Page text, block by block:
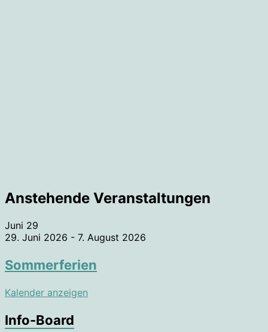
Anstehende Veranstaltungen
Juni 29
29. Juni 2026 - 7. August 2026
Sommerferien
Kalender anzeigen
Info-Board